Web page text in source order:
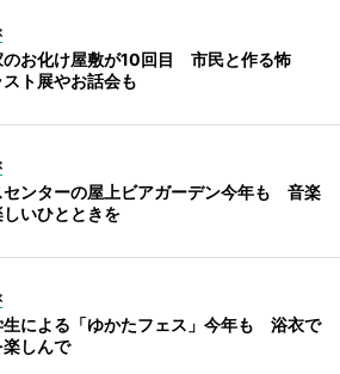
のお化け屋敷が10回目 市民と作る怖
ト展やお話会も
センターの屋上ビアガーデン今年も 音楽
しいひとときを
生による「ゆかたフェス」今年も 浴衣で
しんで